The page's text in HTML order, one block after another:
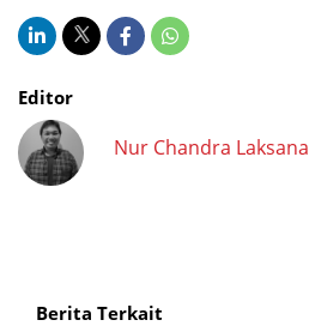
Editor
Nur Chandra Laksana
Berita Terkait